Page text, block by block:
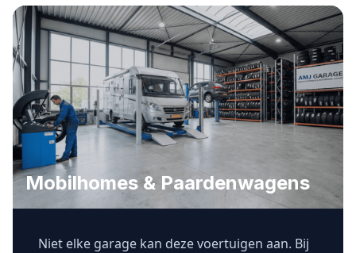
Mobilhomes & Paardenwagens
Niet elke garage kan deze voertuigen aan. Bij